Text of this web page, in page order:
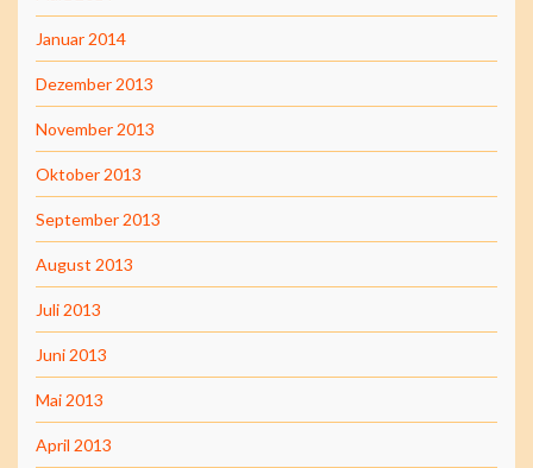
Januar 2014
Dezember 2013
November 2013
Oktober 2013
September 2013
August 2013
Juli 2013
Juni 2013
Mai 2013
April 2013